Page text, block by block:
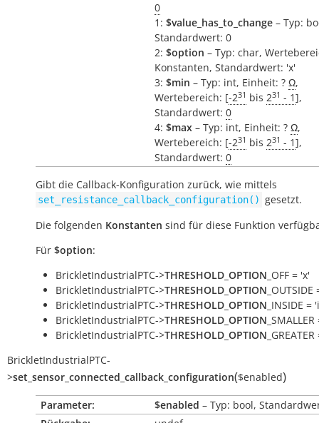
0
1: $value_has_to_change – Typ:
Standardwert: 0
2: $option – Typ: char,
Konstanten, Standardwert: 'x'
3: $min – Typ: int, Einheit: ? Ω,
Wertebereich: [-231 bis 231 - 1],
Standardwert: 0
4: $max – Typ: int, Einheit: ? Ω,
Wertebereich: [-231 bis 231 - 1],
Standardwert: 0
Gibt die Callback-Konfiguration zurück, wie mittels
set_resistance_callback_configuration() gesetzt.
Die folgenden Konstanten sind für diese Funktion
Für $option:
BrickletIndustrialPTC->THRESHOLD_OPTION _OFF = 'x'
BrickletIndustrialPTC->THRESHOLD_OPTION _OUTSIDE
BrickletIndustrialPTC->THRESHOLD_OPTION _INSIDE =
BrickletIndustrialPTC->THRESHOLD_OPTION
BrickletIndustrialPTC->THRESHOLD_OPTION
BrickletIndustrialPTC-
>set_sensor_connected_callback_configuration($enabled)
Parameter: $enabled – Typ: bool,